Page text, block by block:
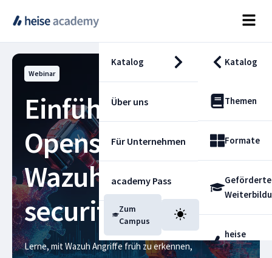
Katalog Katalog
Themen
Formate
Geförderte
heise
Über uns
Für Unternehmen
academy Pass
Blog
Zum
Campus
Webinar
Einführung in das
Opensource-SIEM
Wazuh – ein heise
security Webinar
Lerne, mit Wazuh Angriffe früh zu erkennen,